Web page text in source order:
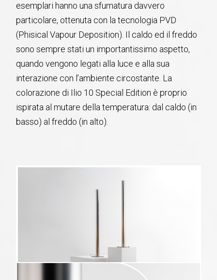
esemplari hanno una sfumatura davvero
particolare, ottenuta con la tecnologia PVD
(Phisical Vapour Deposition). Il caldo ed il freddo
sono sempre stati un importantissimo aspetto,
quando vengono legati alla luce e alla sua
interazione con l’ambiente circostante. La
colorazione di Ilio 10 Special Edition è proprio
ispirata al mutare della temperatura: dal caldo (in
basso) al freddo (in alto).